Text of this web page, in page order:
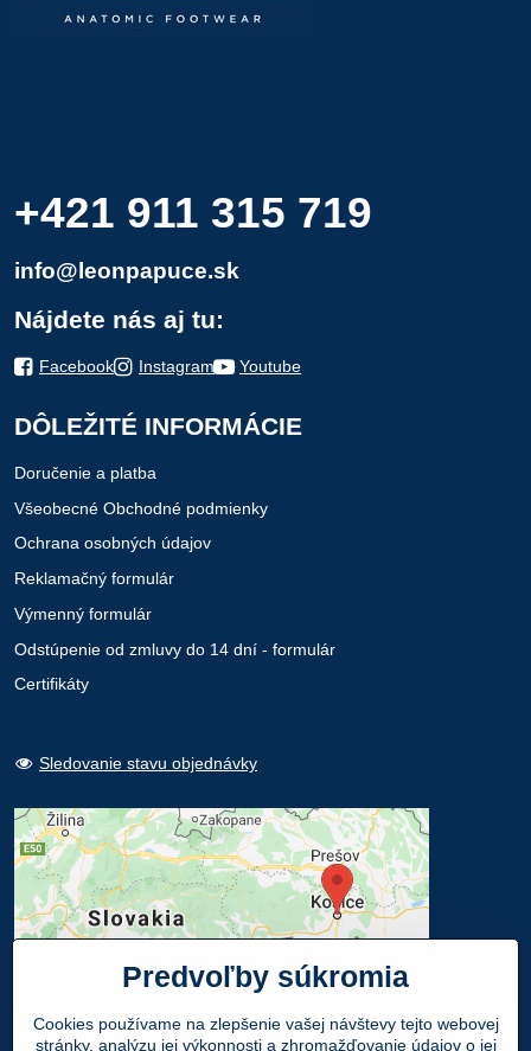
+421 911 315 719
info@leonpapuce.sk
Nájdete nás aj tu:
Facebook Instagram Youtube
DÔLEŽITÉ INFORMÁCIE
Doručenie a platba
Všeobecné Obchodné podmienky
Ochrana osobných údajov
Reklamačný formulár
Výmenný formulár
Odstúpenie od zmluvy do 14 dní - formulár
Certifikáty
Sledovanie stavu objednávky
Predvoľby súkromia
Cookies používame na zlepšenie vašej návštevy tejto webovej
stránky, analýzu jej výkonnosti a zhromažďovanie údajov o jej